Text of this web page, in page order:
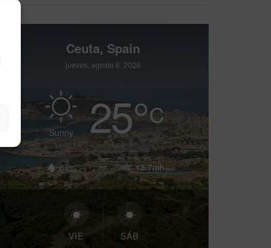
Ceuta, Spain
jueves, agosto 6, 2026
Sunny 25°C
67% 13.7mh
VIE SÁB